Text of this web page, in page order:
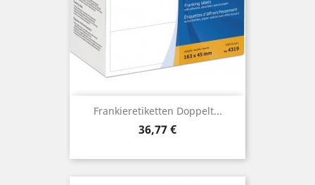
Frankieretiketten Doppelt...
Preis
36,77 €